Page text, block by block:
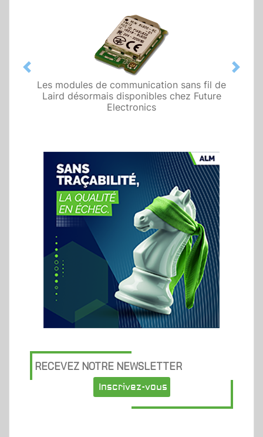
Les modules de communication sans fil de
Laird désormais disponibles chez Future
Electronics
Previous Next
RECEVEZ NOTRE NEWSLETTER
Inscrivez-vous